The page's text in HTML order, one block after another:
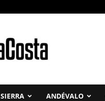
SIERRA ANDÉVALO